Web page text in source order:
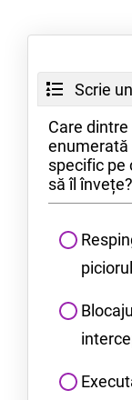
Scrie
Care
enumerată
specific pe
să îl învețe?